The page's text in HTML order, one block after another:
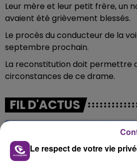
Leur mère et leur petit frère, un
avaient été grièvement blessés.
Le procès du conducteur de la
septembre prochain.
La reconstitution doit permettre
circonstances de ce drame.
FIL D'ACTUS
Le respect de votre vie